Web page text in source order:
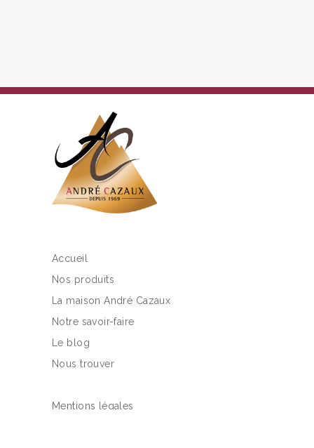
Accueil
Nos produits
La maison André Cazaux
Notre savoir-faire
Le blog
Nous trouver
Mentions légales